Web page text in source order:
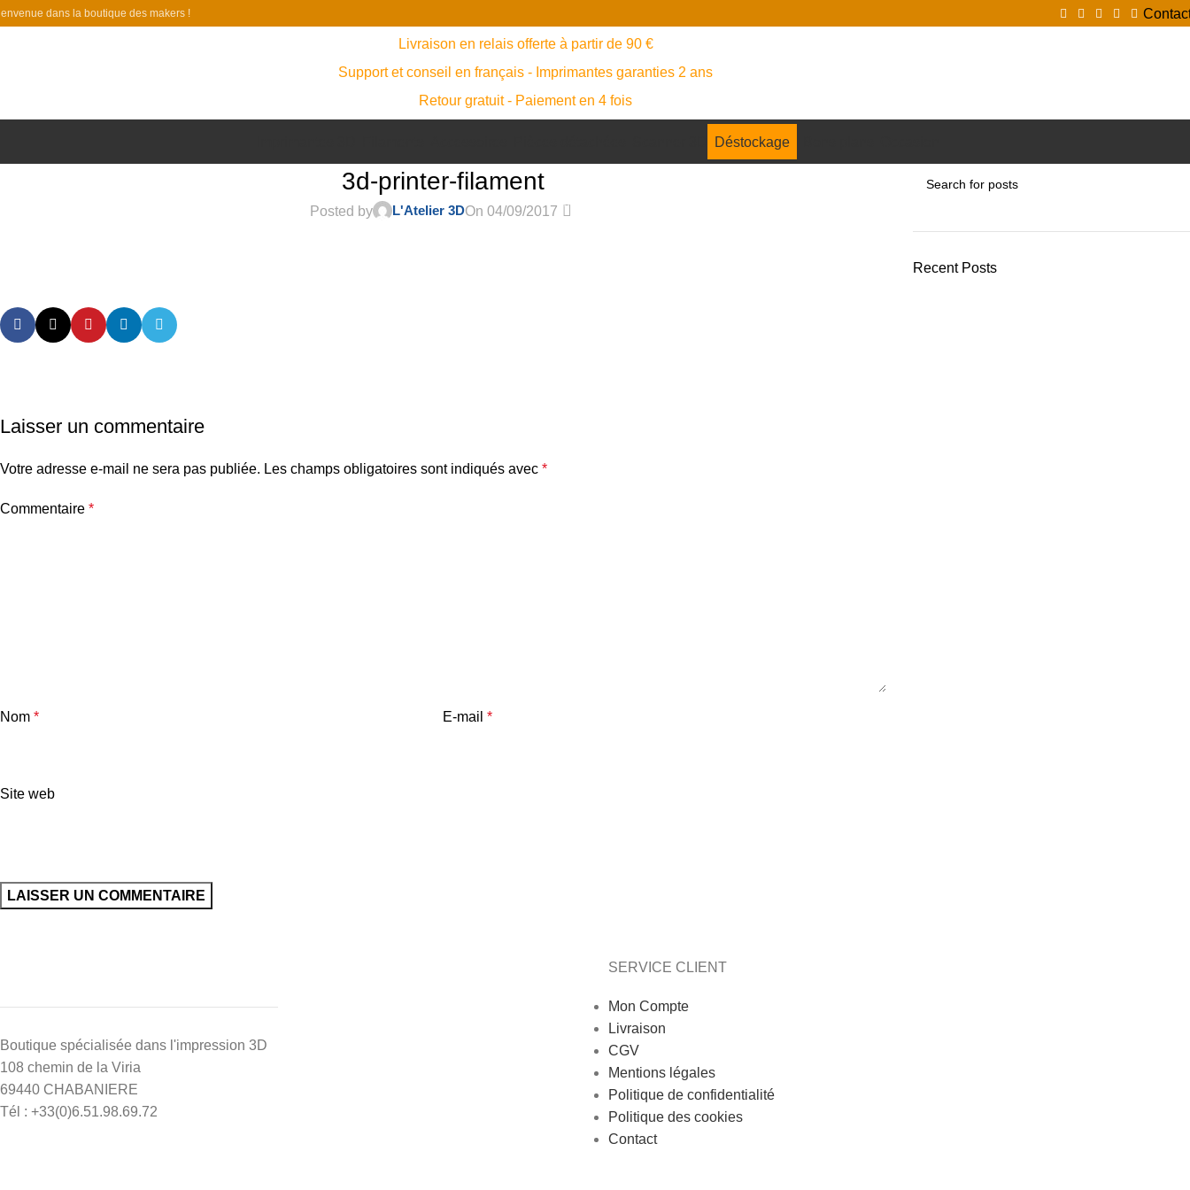
dans la boutique des makers !
Livraison en relais offerte à partir de 90 €
Support et conseil en français - Imprimantes garanties 2 ans
Retour gratuit - Paiement en 4 fois
Déstockage
3d-printer-filament
Posted by L'Atelier 3DOn 04/09/2017 0
Laisser un commentaire
Votre adresse e-mail ne sera pas publiée. Les champs obligatoires sont indiqués avec *
Commentaire *
Nom * E-mail*
Site web
Recent Posts
Boutique spécialisée dans l'impression 3D
108 chemin de la Viria
69440 CHABANIERE
Tél : +33(0)6.51.98.69.72
SERVICE CLIENT
Mon Compte
Livraison
CGV
Mentions légales
Politique de confidentialité
Politique des cookies
Contact